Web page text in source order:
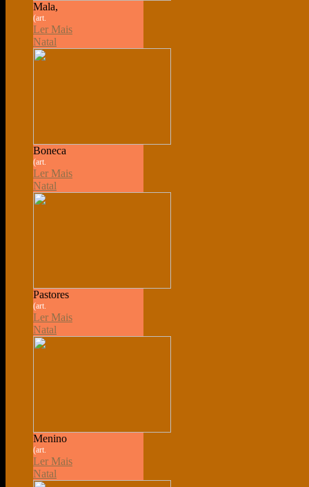
Mala,
(art.
Ler Mais
Natal
Boneca
(art.
Ler Mais
Natal
Pastores
(art.
Ler Mais
Natal
Menino
(art.
Ler Mais
Natal